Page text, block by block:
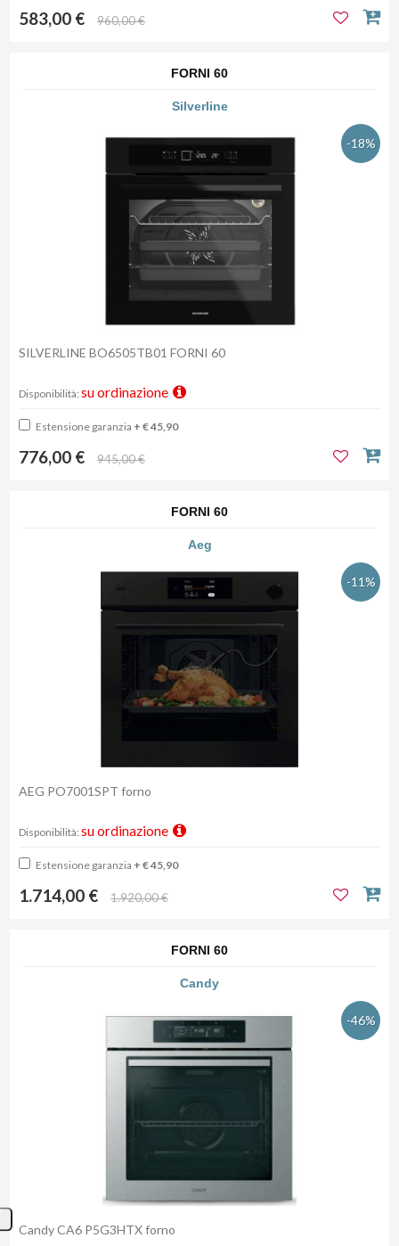
583,00 € 960,00 €
FORNI 60
Silverline
-18%
SILVERLINE BO6505TB01 FORNI 60
Disponibilità: su ordinazione
Estensione garanzia + € 45,90
776,00 € 945,00 €
FORNI 60
Aeg
-11%
AEG PO7001SPT forno
Disponibilità: su ordinazione
Estensione garanzia + € 45,90
1.714,00 € 1.920,00 €
FORNI 60
Candy
-46%
Candy CA6 P5G3HTX forno